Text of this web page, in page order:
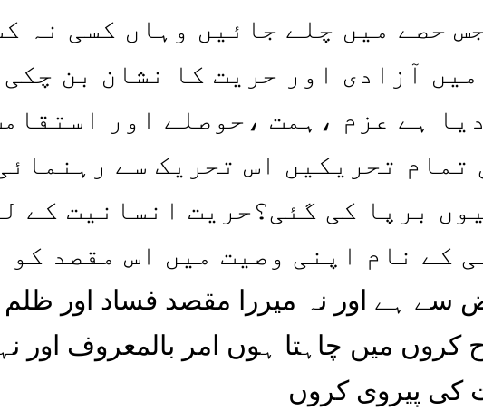
حصے میں چلے جائیں وہاں کسی نہ
آزادی اور حریت کا نشان بن
ہے عزم ،ہمت ،حوصلے اور
تمام تحریکیں اس تحریک سے
برپا کی گئی؟حریت انسانیت کے
کے نام اپنی وصیت میں اس مقصد کو
سے ہے اور نہ میررا مقصد فساد اور
کروں میں چاہتا ہوں امر بالمعروف اور
کی پیروی کروں